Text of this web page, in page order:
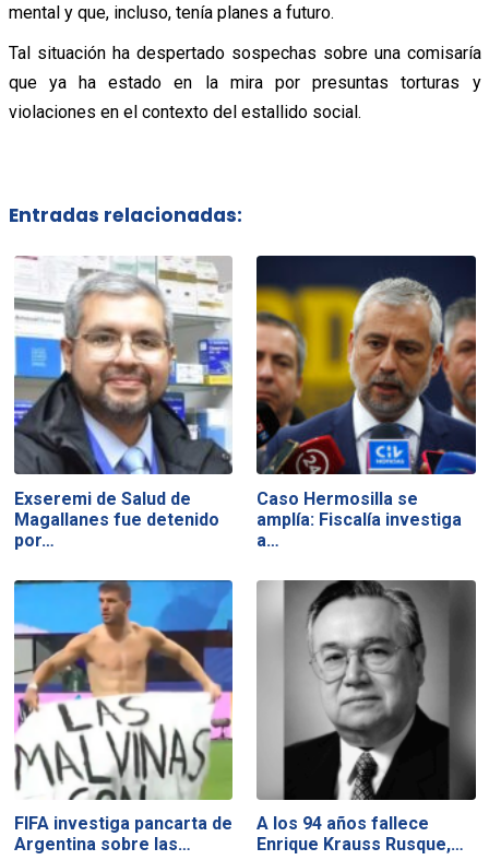
mental y que, incluso, tenía planes a futuro.
Tal situación ha despertado sospechas sobre una comisaría
que ya ha estado en la mira por presuntas torturas y
violaciones en el contexto del estallido social.
Entradas relacionadas:
Exseremi de Salud de
Magallanes fue detenido
por…
Caso Hermosilla se
amplía: Fiscalía investiga
a…
FIFA investiga pancarta de
Argentina sobre las…
A los 94 años fallece
Enrique Krauss Rusque,…